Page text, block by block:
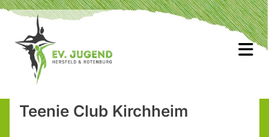
Teenie Club Kirchheim